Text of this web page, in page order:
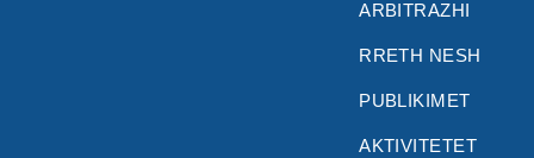
ARBITRAZHI
RRETH NESH
PUBLIKIMET
AKTIVITETET